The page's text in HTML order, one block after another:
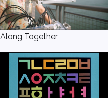
Along Together